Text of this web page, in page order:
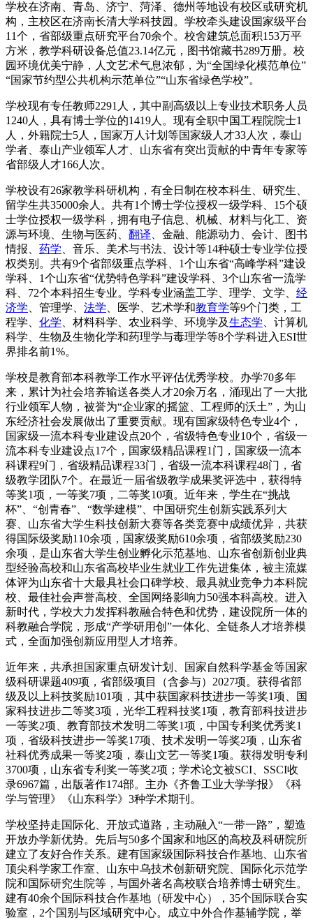
学校在济南、青岛、济宁、菏泽、德州等地设有校区或研究机
构，主校区在济南长清大学科技园。学校牵头建设国家级平台
11个，省部级重点研究平台70余个。校舍建筑总面积153万平
方米，教学科研设备总值23.14亿元，图书馆藏书289万册。校
园环境优美宁静，人文艺术气息浓郁，为“全国绿化模范单位”
“国家节约型公共机构示范单位”“山东省绿色学校”。
学校现有专任教师2291人，其中副高级以上专业技术职务人员
1240人，具有博士学位的1419人。现有全职中国工程院院士1
人，外籍院士5人，国家万人计划等国家级人才33人次，泰山
学者、泰山产业领军人才、山东省有突出贡献的中青年专家等
省部级人才166人次。
学校设有26家教学科研机构，有全日制在校本科生、研究生、
留学生共35000余人。共有1个博士学位授权一级学科、15个硕
士学位授权一级学科，拥有电子信息、机械、材料与化工、资
源与环境、生物与医药、 翻译 、金融、能源动力、会计、图书
情报、 药学 、音乐、美术与书法、设计等14种硕士专业学位授
权类别。共有9个省部级重点学科、1个山东省“高峰学科”建设
学科、1个山东省“优势特色学科”建设学科、3个山东省一流学
科、72个本科招生专业。学科专业涵盖工学、理学、文学、 经
济学 、管理学、 法学 、医学、艺术学和教育学等9个门类，工
程学、 化学 、材料科学、农业科学、环境学及生态学 、计算机
科学、生物及生物化学和药理学与毒理学等8个学科进入ESI世
界排名前1%。
学校是教育部本科教学工作水平评估优秀学校。办学70多年
来，累计为社会培养输送各类人才20余万名，涌现出了一大批
行业领军人物，被誉为“企业家的摇篮、工程师的沃土”，为山
东经济社会发展做出了重要贡献。现有国家级特色专业4个，
国家级一流本科专业建设点20个，省级特色专业10个，省级一
流本科专业建设点17个，国家级精品课程1门，国家级一流本
科课程9门，省级精品课程33门，省级一流本科课程48门，省
级教学团队7个。在最近一届省级教学成果奖评选中，获得特
等奖1项，一等奖7项，二等奖10项。近年来，学生在“挑战
杯”、“创青春”、“数学建模”、中国研究生创新实践系列大
赛、山东省大学生科技创新大赛等各类竞赛中成绩优异，共获
得国际级奖励110余项，国家级奖励610余项，省部级奖励230
余项，是山东省大学生创业孵化示范基地、山东省创新创业典
型经验高校和山东省高校毕业生就业工作先进集体，被主流媒
体评为山东省十大最具社会口碑学校、最具就业竞争力本科院
校、最佳社会声誉高校、全国网络影响力50强本科高校。进入
新时代，学校大力发挥科教融合特色和优势，建设院所一体的
科教融合学院，形成“产学研用创”一体化、全链条人才培养模
式，全面加强创新应用型人才培养。
近年来，共承担国家重点研发计划、国家自然科学基金等国家
级科研课题409项，省部级项目（含参与）2027项。获得省部
级及以上科技奖励101项，其中获国家科技进步一等奖1项、国
家科技进步二等奖3项，光华工程科技奖1项，教育部科技进步
一等奖2项、教育部技术发明二等奖1项，中国专利奖优秀奖1
项，省级科技进步一等奖17项、技术发明一等奖2项，山东省
社科优秀成果一等奖2项，泰山文艺一等奖1项。获得发明专利
3700项，山东省专利奖一等奖2项；学术论文被SCI、SSCI收
录6967篇，出版著作174部。主办《齐鲁工业大学学报》《科
学与管理》《山东科学》3种学术期刊。
学校坚持走国际化、开放式道路，主动融入“一带一路”，塑造
开放办学新优势。先后与50多个国家和地区的高校及科研院所
建立了友好合作关系。建有国家级国际科技合作基地、山东省
顶尖科学家工作室、山东中乌技术创新研究院、国际化示范学
院和国际研究生院等，与国外著名高校联合培养博士研究生。
建有40余个国际科技合作基地（研发中心），35个国际联合实
验室，2个国别与区域研究中心。成立中外合作基辅学院，举